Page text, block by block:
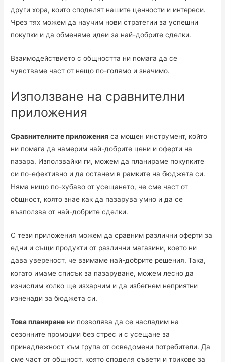
други хора, които споделят нашите ценности и интереси.
Чрез тях можем да научим нови стратегии за успешни
покупки и да обменяме идеи за най-добрите сделки.
Взаимодействието с общността ни помага да се
чувстваме част от нещо по-голямо и значимо.
Използване на сравнителни
приложения
Сравнителните приложения са мощен инструмент, който
ни помага да намерим най-добрите цени и оферти на
пазара. Използвайки ги, можем да планираме покупките
си по-ефективно и да останем в рамките на бюджета си.
Няма нищо по-хубаво от усещането, че сме част от
общност, която знае как да пазарува умно и да се
възползва от най-добрите сделки.
С тези приложения можем да сравним различни оферти за
едни и същи продукти от различни магазини, което ни
дава увереност, че взимаме най-добрите решения. Така,
когато имаме списък за пазаруване, можем лесно да
изчислим колко ще изхарчим и да избегнем неприятни
изненади за бюджета си.
Това планиране ни позволява да се насладим на
сезонните промоции без стрес и с усещане за
принадлежност към група от осведомени потребители. Да
сме част от общност, която споделя съвети и трикове за